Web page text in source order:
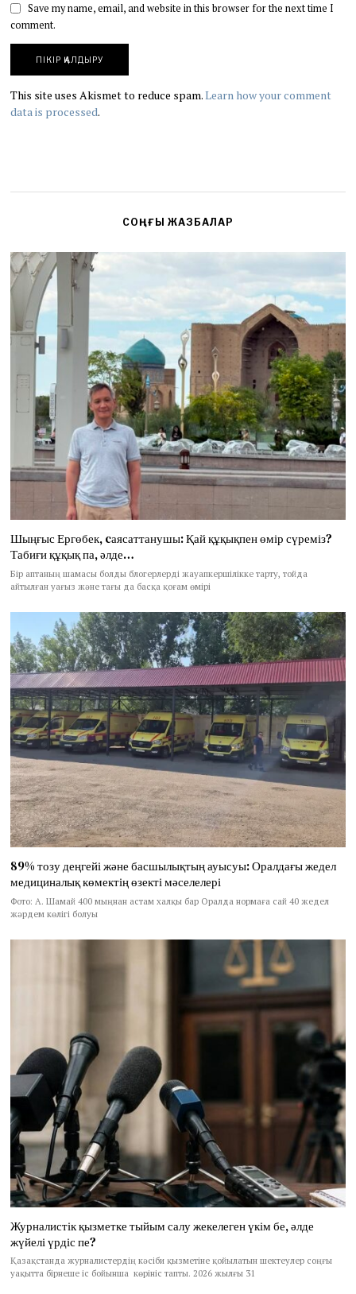
Save my name, email, and website in this browser for the next time I
comment.
This site uses Akismet to reduce spam.Learn how your comment
data is processed.
СОҢҒЫ ЖАЗБАЛАР
Шыңғыс Ергөбек, cаясаттанушы: Қай құқықпен өмір сүреміз?
Табиғи құқық па, әлде…
Бір аптаның шамасы болды блогерлерді жауапкершілікке тарту, тойда
айтылған уағыз және тағы да басқа қоғам өмірі
89% тозу деңгейі және басшылықтың ауысуы: Оралдағы жедел
медициналық көмектің өзекті мәселелері
Фото: А. Шамай 400 мыңнан астам халқы бар Оралда нормаға сай 40 жедел
жәрдем көлігі болуы
Журналистік қызметке тыйым салу жекелеген үкім бе, әлде
жүйелі үрдіс пе?
Қазақстанда журналистердің кәсіби қызметіне қойылатын шектеулер соңғы
уақытта бірнеше іс бойынша көрініс тапты. 2026 жылғы 31